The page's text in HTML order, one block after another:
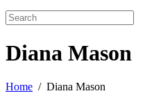
Diana Mason
Home / Diana Mason